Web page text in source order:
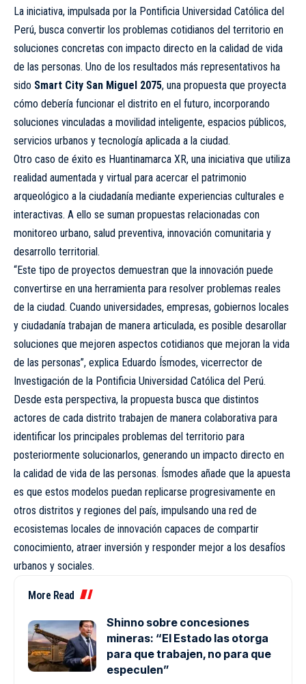
La iniciativa, impulsada por la Pontificia Universidad Católica del
Perú, busca convertir los problemas cotidianos del territorio en
soluciones concretas con impacto directo en la calidad de vida
de las personas. Uno de los resultados más representativos ha
sido Smart City San Miguel 2075, una propuesta que proyecta
cómo debería funcionar el distrito en el futuro, incorporando
soluciones vinculadas a movilidad inteligente, espacios públicos,
servicios urbanos y tecnología aplicada a la ciudad.
Otro caso de éxito es Huantinamarca XR, una iniciativa que utiliza
realidad aumentada y virtual para acercar el patrimonio
arqueológico a la ciudadanía mediante experiencias culturales e
interactivas. A ello se suman propuestas relacionadas con
monitoreo urbano, salud preventiva, innovación comunitaria y
desarrollo territorial.
“Este tipo de proyectos demuestran que la innovación puede
convertirse en una herramienta para resolver problemas reales
de la ciudad. Cuando universidades, empresas, gobiernos locales
y ciudadanía trabajan de manera articulada, es posible desarollar
soluciones que mejoren aspectos cotidianos que mejoran la vida
de las personas”, explica Eduardo Ísmodes, vicerrector de
Investigación de la Pontificia Universidad Católica del Perú.
Desde esta perspectiva, la propuesta busca que distintos
actores de cada distrito trabajen de manera colaborativa para
identificar los principales problemas del territorio para
posteriormente solucionarlos, generando un impacto directo en
la calidad de vida de las personas. Ísmodes añade que la apuesta
es que estos modelos puedan replicarse progresivamente en
otros distritos y regiones del país, impulsando una red de
ecosistemas locales de innovación capaces de compartir
conocimiento, atraer inversión y responder mejor a los desafíos
urbanos y sociales.
More Read
Shinno sobre concesiones
mineras: “El Estado las otorga
para que trabajen, no para que
especulen”